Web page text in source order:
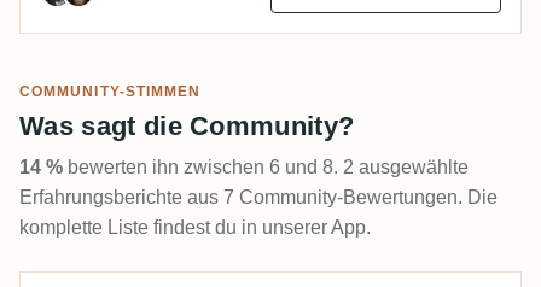
COMMUNITY-STIMMEN
Was sagt die Community?
14 % bewerten ihn zwischen 6 und 8. 2 ausgewählte
Erfahrungsberichte aus 7 Community-Bewertungen. Die
komplette Liste findest du in unserer App.